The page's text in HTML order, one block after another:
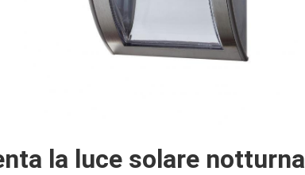
la luce solare notturna